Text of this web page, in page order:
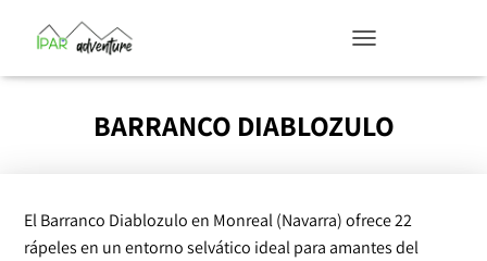
L
E
G
T
BARRANCO DIABLOZULO
El Barranco Diablozulo en Monreal (Navarra) ofrece 22
rápeles en un entorno selvático ideal para amantes del